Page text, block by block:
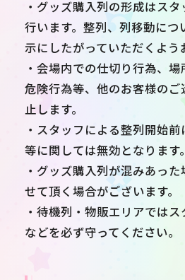
・グッズ購入列の形成はス
行います。整列、列移動につ
示にしたがっていただくよう
・会場内での仕切り行為、場
危険行為等、他のお客様の
止します。
・スタッフによる整列開始
等に関しては無効となります。
・グッズ購入列が混みあっ
せて頂く場合がございます。
・待機列・物販エリアでは
などを必ず守ってください。